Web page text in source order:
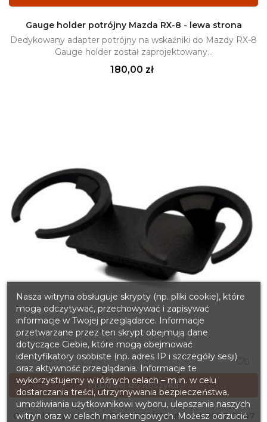
Gauge holder potrójny Mazda RX-8 - lewa strona
Dedykowany adapter potrójny na wskaźniki do Mazdy RX-8
Gauge holder został zaprojektowany...
Cena
180,00 zł
 Dodaj do koszyka
Cupholder podwójny BMW E60/61 automat 2003-2007
Nasza witryna obsługuje skrypty (np. pliki cookie), które
mogą odczytywać, przechowywać i zapisywać
informacje w Twojej przeglądarce. Informacje
przetwarzane przez ten skrypt obejmują dane
dotyczące Ciebie, które mogą obejmować
identyfikatory osobiste (np. adres IP i szczegóły sesji)
oraz aktywność przeglądania. Informacje te
wykorzystujemy w różnych celach – m.in. w celu
dostarczania treści, utrzymywania bezpieczeństwa,
umożliwiania użytkownikowi wyboru, ulepszania naszych
witryn oraz w celach marketingowych. Możesz odrzucić